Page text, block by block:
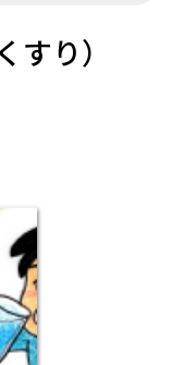
り）